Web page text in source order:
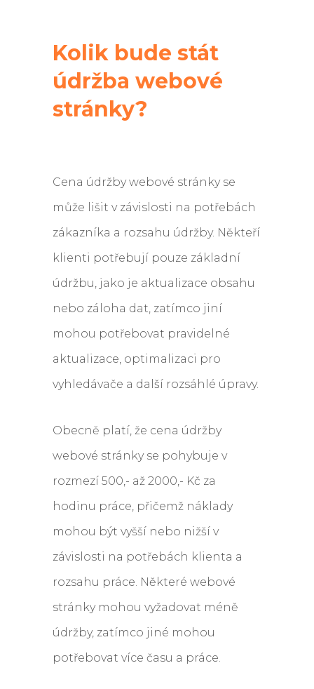
Kolik bude stát
údržba webové
stránky?
Cena údržby webové stránky se
může lišit v závislosti na potřebách
zákazníka a rozsahu údržby. Někteří
klienti potřebují pouze základní
údržbu, jako je aktualizace obsahu
nebo záloha dat, zatímco jiní
mohou potřebovat pravidelné
aktualizace, optimalizaci pro
vyhledávače a další rozsáhlé úpravy.
Obecně platí, že cena údržby
webové stránky se pohybuje v
rozmezí 500,- až 2000,- Kč za
hodinu práce, přičemž náklady
mohou být vyšší nebo nižší v
závislosti na potřebách klienta a
rozsahu práce. Některé webové
stránky mohou vyžadovat méně
údržby, zatímco jiné mohou
potřebovat více času a práce.